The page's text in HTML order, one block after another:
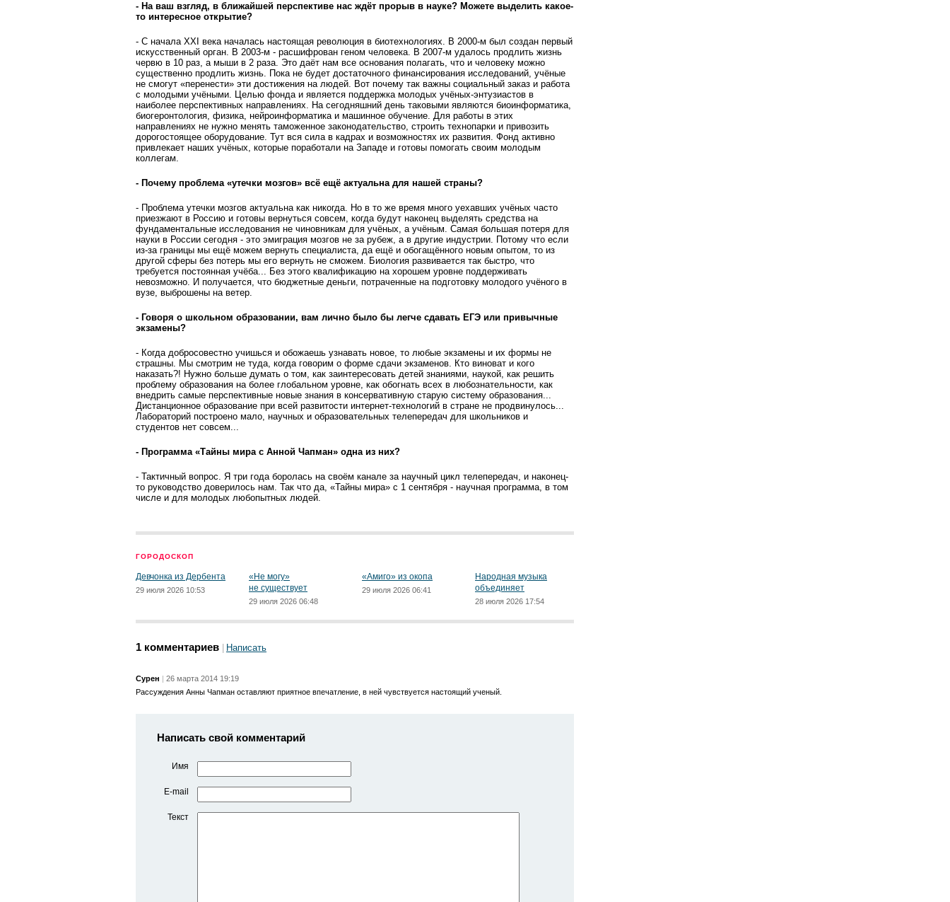
- На ваш взгляд, в ближайшей перспективе нас ждёт прорыв в науке? Можете выделить какое-
то интересное открытие?
- С начала XXI века началась настоящая революция в биотехнологиях. В 2000-м был создан первый
искусственный орган. В 2003-м - расшифрован геном человека. В 2007-м удалось продлить жизнь
червю в 10 раз, а мыши в 2 раза. Это даёт нам все основания полагать, что и человеку можно
существенно продлить жизнь. Пока не будет достаточного финансирования исследований, учёные
не смогут «перенести» эти достижения на людей. Вот почему так важны социальный заказ и работа
с молодыми учёными. Целью фонда и является поддержка молодых учёных-энтузиастов в
наиболее перспективных направлениях. На сегодняшний день таковыми являются биоинформатика,
биогеронтология, физика, нейроинформатика и машинное обучение. Для работы в этих
направлениях не нужно менять таможенное законодательство, строить технопарки и привозить
дорогостоящее оборудование. Тут вся сила в кадрах и возможностях их развития. Фонд активно
привлекает наших учёных, которые поработали на Западе и готовы помогать своим молодым
коллегам.
- Почему проблема «утечки мозгов» всё ещё актуальна для нашей страны?
- Проблема утечки мозгов актуальна как никогда. Но в то же время много уехавших учёных часто
приезжают в Россию и готовы вернуться совсем, когда будут наконец выделять средства на
фундаментальные исследования не чиновникам для учёных, а учёным. Самая большая потеря для
науки в России сегодня - это эмиграция мозгов не за рубеж, а в другие индустрии. Потому что если
из-за границы мы ещё можем вернуть специалиста, да ещё и обогащённого новым опытом, то из
другой сферы без потерь мы его вернуть не сможем. Биология развивается так быстро, что
требуется постоянная учёба... Без этого квалификацию на хорошем уровне поддерживать
невозможно. И получается, что бюджетные деньги, потраченные на подготовку молодого учёного в
вузе, выброшены на ветер.
- Говоря о школьном образовании, вам лично было бы легче сдавать ЕГЭ или привычные
экзамены?
- Когда добросовестно учишься и обожаешь узнавать новое, то любые экзамены и их формы не
страшны. Мы смотрим не туда, когда говорим о форме сдачи экзаменов. Кто виноват и кого
наказать?! Нужно больше думать о том, как заинтересовать детей знаниями, наукой, как решить
проблему образования на более глобальном уровне, как обогнать всех в любознательности, как
внедрить самые перспективные новые знания в консервативную старую систему образования...
Дистанционное образование при всей развитости интернет-технологий в стране не продвинулось...
Лабораторий построено мало, научных и образовательных телепередач для школьников и
студентов нет совсем...
- Программа «Тайны мира с Анной Чапман» одна из них?
- Тактичный вопрос. Я три года боролась на своём канале за научный цикл телепередач, и наконец-
то руководство доверилось нам. Так что да, «Тайны мира» с 1 сентября - научная программа, в том
числе и для молодых любопытных людей.
ГОРОДОСКОП
Девчонка из Дербента
29 июля 2026 10:53
«Не могу»
не существует
29 июля 2026 06:48
«Амиго» из окопа
29 июля 2026 06:41
Народная музыка
объединяет
28 июля 2026 17:54
1 комментариев Написать
Сурен
26 марта 2014 19:19
Рассуждения Анны Чапман оставляют приятное впечатление, в ней чувствуется настоящий ученый.
Написать свой комментарий
Имя
E-mail
Текст